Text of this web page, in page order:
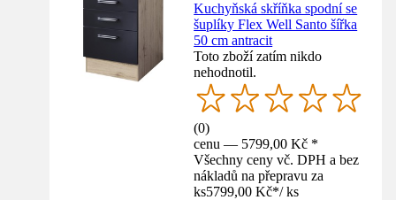
Kuchyňská skříňka spodní se
šuplíky Flex Well Santo šířka
50 cm antracit
Toto zboží zatím nikdo
nehodnotil.
(0)
cenu — 5799,00 Kč *
Všechny ceny vč. DPH a bez
nákladů na přepravu za
ks5799,00 Kč*/ ks